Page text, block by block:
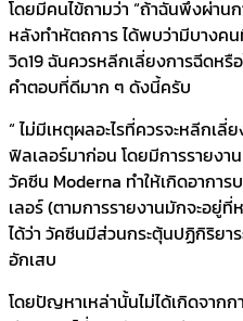
โดยมีคนไข้ถามว่า “ถ้าฉันพึ่งผ่าน
หลังทำหัตถการ ได้พบว่ามีบางค
วิด19 ฉันควรหลีกเลี่ยงการฉีดห
คำตอบที่ดีมาก ๆ ดังนี้ครับ
“ ไม่มีเหตุผลอะไรที่ควรจะหลีกเ
ฟิลเลอร์มาก่อน โดยมีการรายง
วัคซีน Moderna ทำให้เกิดอากา
เลอร์ (ตามการรายงานมักจะอยู่
ได้ว่า วัคซีนมีส่วนกระตุ้นปฏิกิริย
อักเสบ
โดยปัญหาเหล่านั้นไม่ได้เกิดจากก